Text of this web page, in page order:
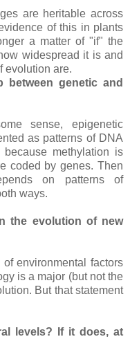
are heritable across
of this in plants
a matter of "if" the
widespread it is and
evolution are.
genetic and
sense, epigenetic
as patterns of DNA
methylation is
coded by genes. Then
on patterns of
ways.
the evolution of new
environmental factors
is a major (but not the
But that statement
levels? If it does, at